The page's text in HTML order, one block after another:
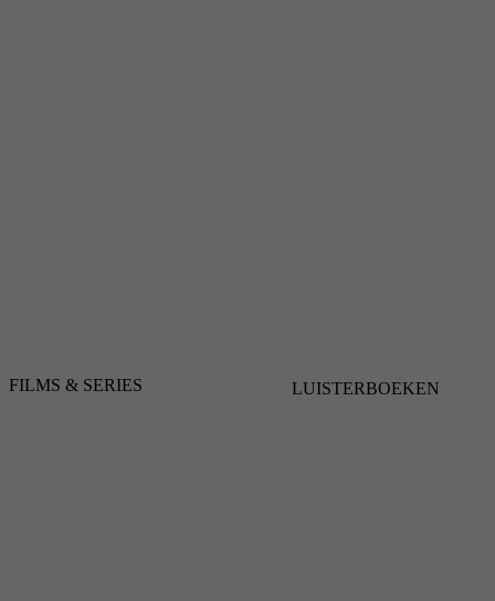
FILMS & SERIES LUISTERBOEKEN